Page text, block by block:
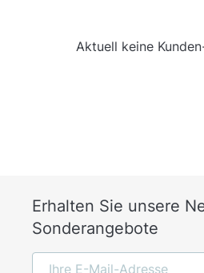
Aktuell keine
Erhalten Sie unsere
Sonderangebote